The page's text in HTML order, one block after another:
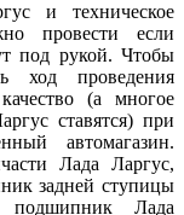
и техническое
провести если
под рукой. Чтобы
ход проведения
(а многое
ставятся) при
автомагазин.
Лада Ларгус,
задней ступицы
подшипник Лада